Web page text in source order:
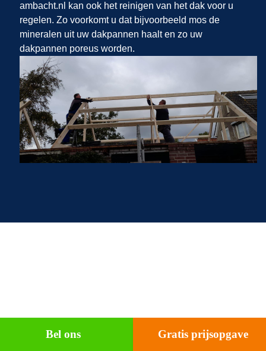
ambacht.nl kan ook het reinigen van het dak voor u
regelen. Zo voorkomt u dat bijvoorbeeld mos de
mineralen uit uw dakpannen haalt en zo uw
dakpannen poreus worden.
Bel ons Gratis prijsopgave